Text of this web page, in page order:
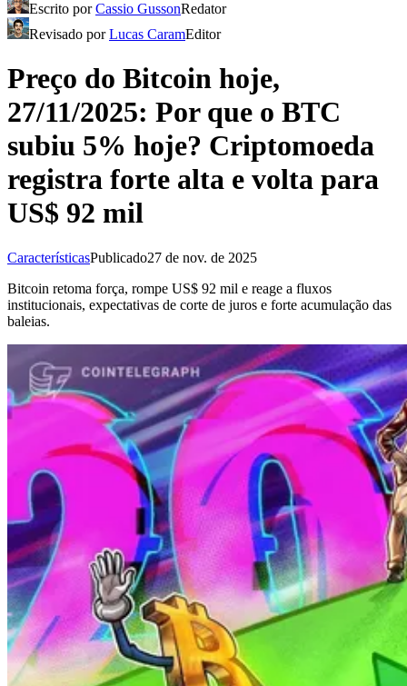
Escrito porCassio GussonRedator
Revisado porLucas CaramEditor
Preço do Bitcoin hoje,
27/11/2025: Por que o BTC
subiu 5% hoje? Criptomoeda
registra forte alta e volta para
US$ 92 mil
CaracterísticasPublicado27 de nov. de 2025
Bitcoin retoma força, rompe US$ 92 mil e reage a fluxos
institucionais, expectativas de corte de juros e forte acumulação das
baleias.